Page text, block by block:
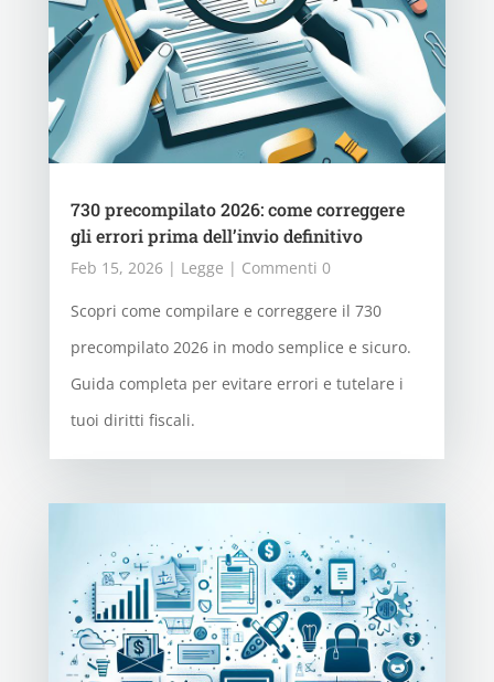
730 precompilato 2026: come correggere
gli errori prima dell’invio definitivo
Feb 15, 2026| Legge | Commenti 0
Scopri come compilare e correggere il 730
precompilato 2026 in modo semplice e sicuro.
Guida completa per evitare errori e tutelare i
tuoi diritti fiscali.